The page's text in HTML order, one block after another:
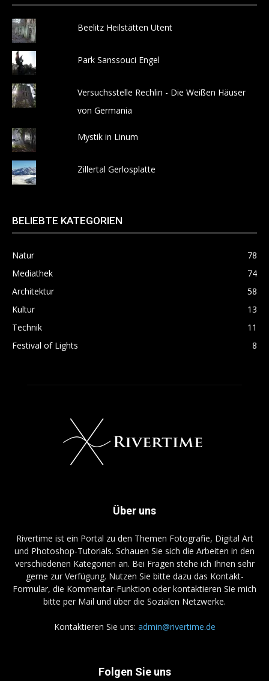
Beelitz Heilstätten Utent
Park Sanssouci Engel
Versuchsstelle Rechlin - Die Weißen Häuser
von Germania
Mystik in Linum
Zillertal Gerlosplatte
BELIEBTE KATEGORIEN
Natur
78
Mediathek
74
Architektur
58
Kultur
13
Technik
11
Festival of Lights
8
Über uns
Rivertime ist ein Portal zu den Themen Fotografie, Digital Art
und Photoshop-Tutorials. Schauen Sie sich die Arbeiten in den
verschiedenen Kategorien an. Bei Fragen stehe ich Ihnen sehr
gerne zur Verfügung. Nutzen Sie bitte dazu das Kontakt-
Formular, die Kommentar-Funktion oder kontaktieren Sie mich
bitte per Mail und über die Sozialen Netzwerke.
Kontaktieren Sie uns: admin@rivertime.de
Folgen Sie uns